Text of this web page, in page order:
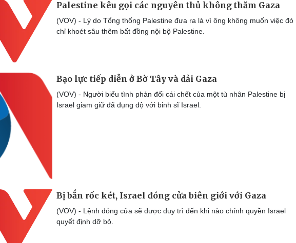
Palestine kêu gọi các nguyên thủ không thăm Gaza
(VOV) - Lý do Tổng thống Palestine đưa ra là vì ông không muốn việc đó
chỉ khoét sâu thêm bất đồng nội bộ Palestine.
Bạo lực tiếp diễn ở Bờ Tây và dải Gaza
(VOV) - Người biểu tình phản đối cái chết của một tù nhân Palestine bị
Israel giam giữ đã đụng độ với binh sĩ Israel.
Bị bắn rốc két, Israel đóng cửa biên giới với Gaza
(VOV) - Lệnh đóng cửa sẽ được duy trì đến khi nào chính quyền Israel
quyết định dỡ bỏ.